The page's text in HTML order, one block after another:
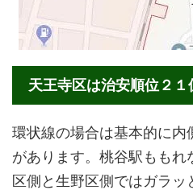
天王寺区は治安順位２１
環状線の場合は基本的に内
があります。桃谷駅もも
区側と生野区側ではガラッ